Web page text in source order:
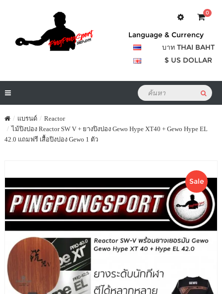
0
Language & Currency
บาท THAI BAHT
$ US DOLLAR
แบรนด์
Reactor
ไม้ปิงปอง Reactor SW V + ยางปิงปอง Gewo Hype XT40 + Gewo Hype EL
42.0 แถมฟรี เสื้อปิงปอง Gewo 1 ตัว
Sale